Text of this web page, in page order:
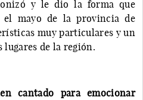
y le dio la forma que
el mayo de la provincia de
muy particulares y un
de la región.
cantado para emocionar